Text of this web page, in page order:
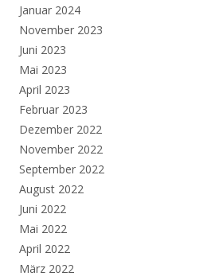
Januar 2024
November 2023
Juni 2023
Mai 2023
April 2023
Februar 2023
Dezember 2022
November 2022
September 2022
August 2022
Juni 2022
Mai 2022
April 2022
März 2022